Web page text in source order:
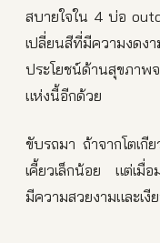
สบายใจใน 4 บ่อ
เปลี่ยนสีที่มีความงด
ประโยชน์ด้านสุขภาพ
แห่งนี้อีกด้วย
ขับรถมา ถ้าจากโตเกี
เคี้ยวเล็กน้อย แต่เมื่
มีความสวยงามและเงี